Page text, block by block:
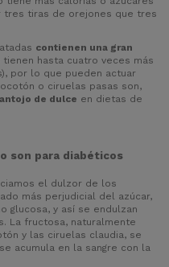
tres tiras de orejones que tres
contienen una gran
hasta cuatro veces más
por lo que pueden actuar
o ciruelas pasas son,
de dulce en dietas de
son para diabéticos
el dulzor de los
más perjudicial del azúcar,
glucosa, y así se endulzan
La fructosa, naturalmente
y las ciruelas claudia, se
acumula en la sangre con la